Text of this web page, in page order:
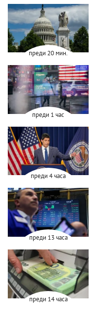
преди 20 мин.
преди 1 час
преди 4 часа
преди 13 часа
преди 14 часа